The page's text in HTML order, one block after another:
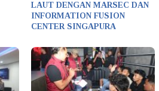
LAUT DENGAN MARSEC DAN
INFORMATION FUSION
CENTER SINGAPURA